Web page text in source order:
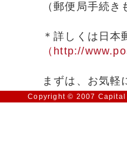
（郵便局手続
＊詳しくは日
（http://
まずは、お気軽
Copyright © 2007